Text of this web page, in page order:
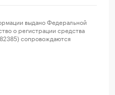
выдано Федеральной
о регистрации средства
сопровождаются